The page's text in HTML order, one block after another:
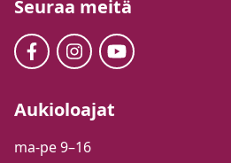
Seuraa meitä
Aukioloajat
ma-pe 9–16